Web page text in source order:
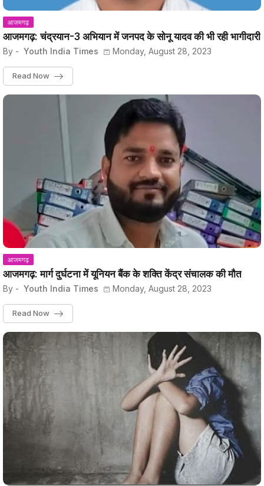
आजमगढ़
आजमगढ़: चंद्रयान-3 अभियान में जनपद के सोनू यादव की भी रही भागीदारी
By - Youth India Times Monday, August 28, 2023
Read Now
आजमगढ़
आजमगढ़: मार्ग दुर्घटना में यूनियन बैंक के शक्ति केंद्र संचालक की मौत
By - Youth India Times Monday, August 28, 2023
Read Now